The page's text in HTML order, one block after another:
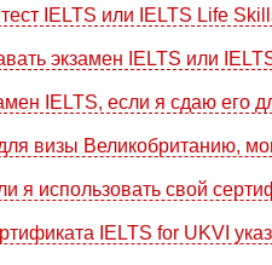
IELTS или IELTS Life
экзамен IELTS или
IELTS, если я сдаю его
визы Великобританию,
я использовать свой
IELTS for UKVI